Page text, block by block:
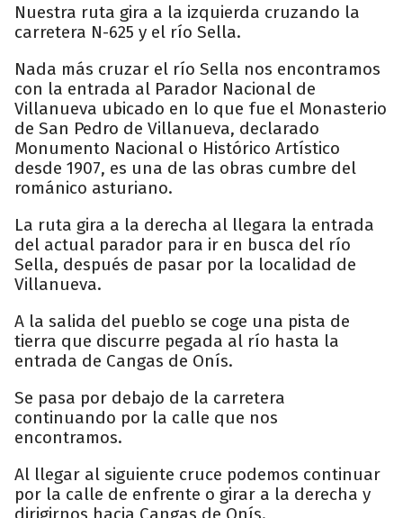
Nuestra ruta gira a la izquierda cruzando la
carretera N-625 y el río Sella.
Nada más cruzar el río Sella nos encontramos
con la entrada al Parador Nacional de
Villanueva ubicado en lo que fue el Monasterio
de San Pedro de Villanueva, declarado
Monumento Nacional o Histórico Artístico
desde 1907, es una de las obras cumbre del
románico asturiano.
La ruta gira a la derecha al llegara la entrada
del actual parador para ir en busca del río
Sella, después de pasar por la localidad de
Villanueva.
A la salida del pueblo se coge una pista de
tierra que discurre pegada al río hasta la
entrada de Cangas de Onís.
Se pasa por debajo de la carretera
continuando por la calle que nos
encontramos.
Al llegar al siguiente cruce podemos continuar
por la calle de enfrente o girar a la derecha y
dirigirnos hacia Cangas de Onís.